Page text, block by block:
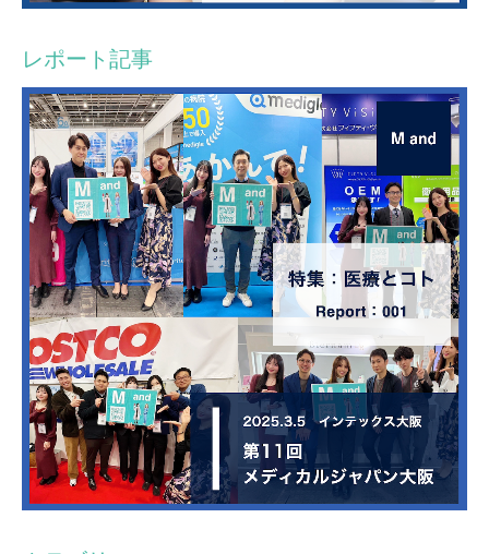
レポート記事